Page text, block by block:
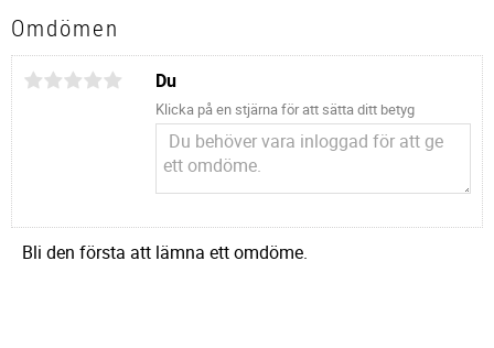
Omdömen
Du
Klicka på en stjärna för att sätta ditt betyg
Bli den första att lämna ett omdöme.